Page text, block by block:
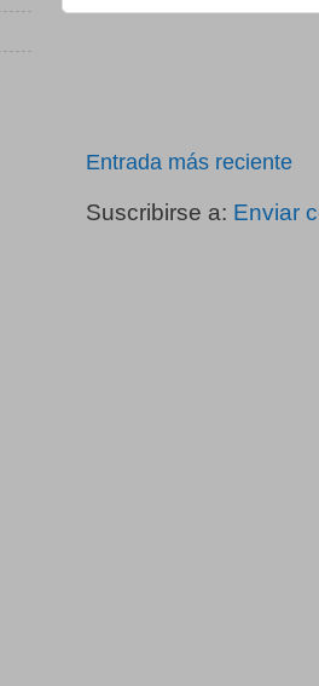
Entrada más reciente
Suscribirse a: Enviar